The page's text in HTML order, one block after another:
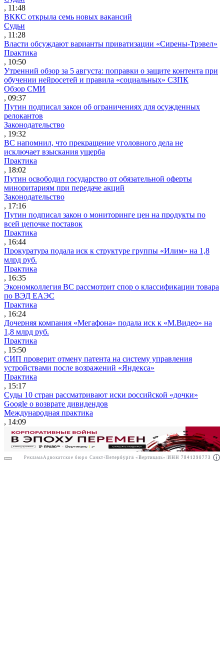
РекламаООО "Право.ру" ИНН: 7704835288
, 11:48
ВККС открыла семь новых вакансий
Судьи
, 11:28
Власти обсуждают варианты приватизации «Сирены-Трэвел»
Практика
, 10:50
Утренний обзор за 5 августа: поправки о защите контента при
обучении нейросетей и правила «социальных» СЗПК
Обзор СМИ
, 09:37
Путин подписал закон об ограничениях для осужденных
релокантов
Законодательство
, 19:32
ВС напомнил, что прекращение уголовного дела не
исключает взыскания ущерба
Практика
, 18:02
Путин освободил государство от обязательной оферты
миноритариям при передаче акций
Законодательство
, 17:16
Путин подписал закон о мониторинге цен на продукты по
всей цепочке поставок
Практика
, 16:44
Прокуратура подала иск к структуре группы «Илим» на 1,8
млрд руб.
Практика
, 16:35
Экономколлегия ВС рассмотрит спор о классификации товара
по ВЭД ЕАЭС
Практика
, 16:24
Дочерняя компания «Мегафона» подала иск к «М.Видео» на
1,8 млрд руб.
Практика
, 15:50
СИП проверит отмену патента на систему управления
устройствами после возражений «Яндекса»
Практика
, 15:17
Суды 10 стран рассматривают иски российской «дочки»
Google о возврате дивидендов
Международная практика
, 14:09
Реклама Адвокатское бюро Санкт-Петербурга «Вертикаль» ИНН 7841290773